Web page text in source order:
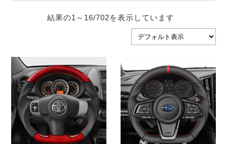
結果の1～16/702を表示しています